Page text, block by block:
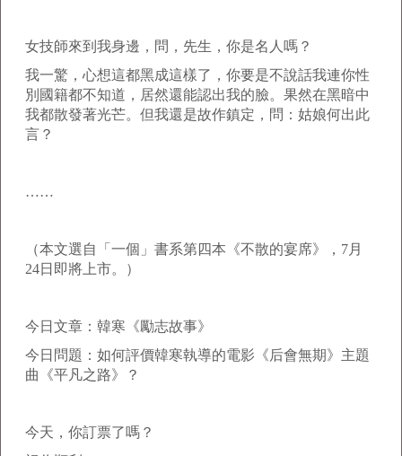
女技師來到我身邊，問，先生，你是名人嗎？
我一驚，心想這都黑成這樣了，你要是不說話我連你性
別國籍都不知道，居然還能認出我的臉。果然在黑暗中
我都散發著光芒。但我還是故作鎮定，問：姑娘何出此
言？
……
（本文選自「一個」書系第四本《不散的宴席》，7月
24日即將上市。）
今日文章：韓寒《勵志故事》
今日問題：如何評價韓寒執導的電影《后會無期》主題
曲《平凡之路》？
今天，你訂票了嗎？